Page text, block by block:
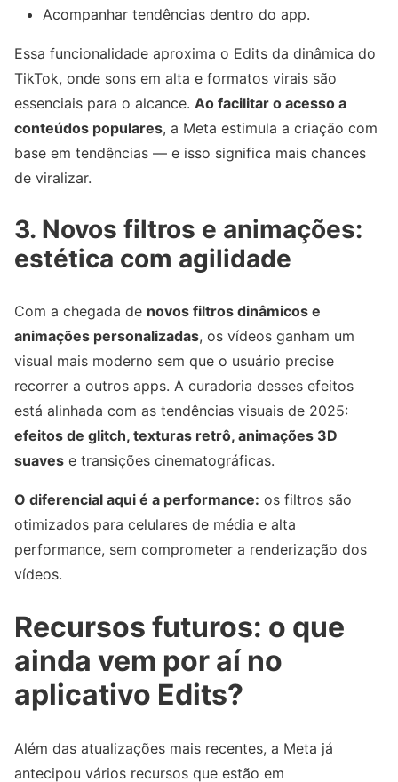
Acompanhar tendências dentro do app.
Essa funcionalidade aproxima o Edits da dinâmica do
TikTok, onde sons em alta e formatos virais são
essenciais para o alcance. Ao facilitar o acesso a
conteúdos populares, a Meta estimula a criação com
base em tendências — e isso significa mais chances
de viralizar.
3. Novos filtros e animações:
estética com agilidade
Com a chegada de novos filtros dinâmicos e
animações personalizadas, os vídeos ganham um
visual mais moderno sem que o usuário precise
recorrer a outros apps. A curadoria desses efeitos
está alinhada com as tendências visuais de 2025:
efeitos de glitch, texturas retrô, animações 3D
suaves e transições cinematográficas.
O diferencial aqui é a performance: os filtros são
otimizados para celulares de média e alta
performance, sem comprometer a renderização dos
vídeos.
Recursos futuros: o que
ainda vem por aí no
aplicativo Edits?
Além das atualizações mais recentes, a Meta já
antecipou vários recursos que estão em